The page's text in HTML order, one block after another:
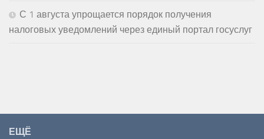
С 1 августа упрощается порядок получения
налоговых уведомлений через единый портал госуслуг
ЕЩЁ